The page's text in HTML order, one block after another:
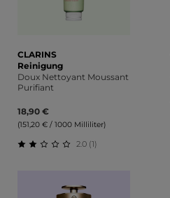
CLARINS
Reinigung
Doux Nettoyant Moussant
Purifiant
18,90 €
(151,20 € / 1000 Milliliter)
2.0 (1)